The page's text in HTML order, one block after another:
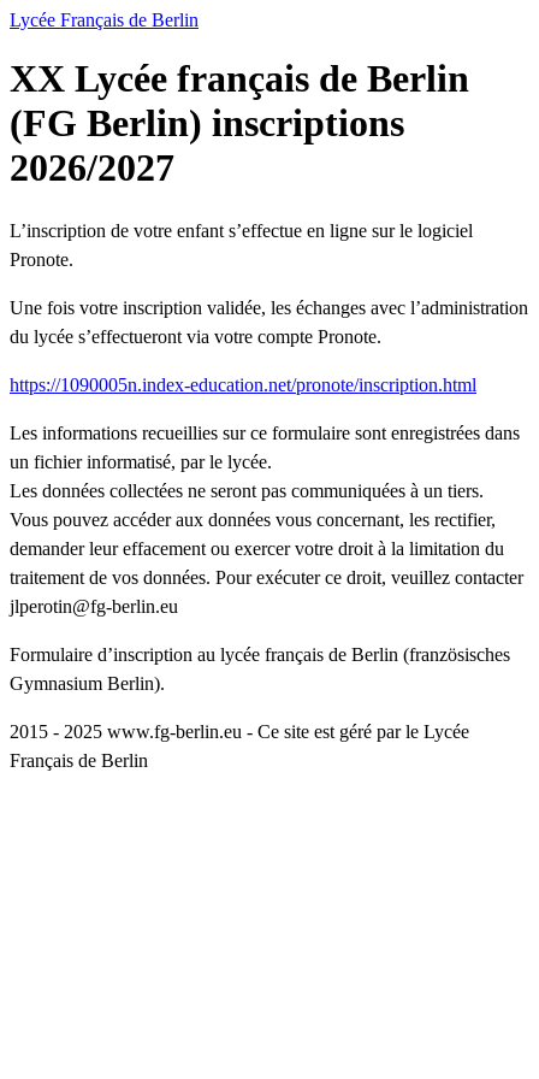
Lycée Français de Berlin
XX Lycée français de Berlin
(FG Berlin) inscriptions
2026/2027
L’inscription de votre enfant s’effectue en ligne sur le logiciel
Pronote.
Une fois votre inscription validée, les échanges avec l’administration
du lycée s’effectueront via votre compte Pronote.
https://1090005n.index-education.net/pronote/inscription.html
Les informations recueillies sur ce formulaire sont enregistrées dans
un fichier informatisé, par le lycée.
Les données collectées ne seront pas communiquées à un tiers.
Vous pouvez accéder aux données vous concernant, les rectifier,
demander leur effacement ou exercer votre droit à la limitation du
traitement de vos données. Pour exécuter ce droit, veuillez contacter
jlperotin@fg-berlin.eu
Formulaire d’inscription au lycée français de Berlin (französisches
Gymnasium Berlin).
2015 - 2025 www.fg-berlin.eu - Ce site est géré par le Lycée
Français de Berlin